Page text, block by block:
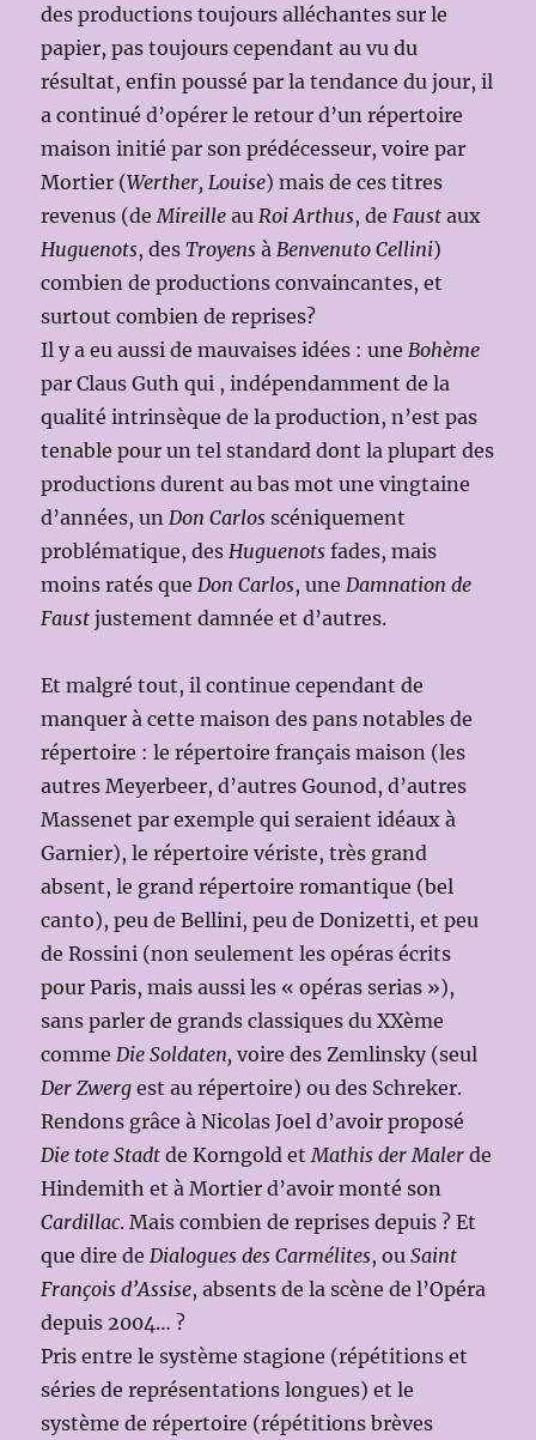
des productions toujours alléchantes sur le
papier, pas toujours cependant au vu du
résultat, enfin poussé par la tendance du jour, il
a continué d’opérer le retour d’un répertoire
maison initié par son prédécesseur, voire par
Mortier (Werther, Louise) mais de ces titres
revenus (de Mireille au Roi Arthus, de Faust aux
Huguenots, desTroyens à Benvenuto Cellini)
combien de productions convaincantes, et
surtout combien de reprises?
Il y a eu aussi de mauvaises idées : une Bohème
par Claus Guth qui , indépendamment de la
qualité intrinsèque de la production, n’est pas
tenable pour un tel standard dont la plupart des
productions durent au bas mot une vingtaine
d’années, un Don Carlos scéniquement
problématique, des Huguenots fades, mais
moins ratés que Don Carlos, une Damnation de
Faust justement damnée et d’autres.
Et malgré tout, il continue cependant de
manquer à cette maison des pans notables de
répertoire : le répertoire français maison (les
autres Meyerbeer, d’autres Gounod, d’autres
Massenet par exemple qui seraient idéaux à
Garnier), le répertoire vériste, très grand
absent, le grand répertoire romantique (bel
canto), peu de Bellini, peu de Donizetti, et peu
de Rossini (non seulement les opéras écrits
pour Paris, mais aussi les « opéras serias »),
sans parler de grands classiques du XXème
comme Die Soldaten,voire des Zemlinsky (seul
Der Zwerg est au répertoire) ou des Schreker.
Rendons grâce à Nicolas Joel d’avoir proposé
Die tote Stadt de Korngold et Mathis der Maler de
Hindemith et à Mortier d’avoir monté son
Cardillac. Mais combien de reprises depuis ? Et
que dire de Dialogues des Carmélites, ouSaint
François d’Assise, absents de la scène de l’Opéra
depuis 2004… ?
Pris entre le système stagione (répétitions et
séries de représentations longues) et le
système de répertoire (répétitions brèves